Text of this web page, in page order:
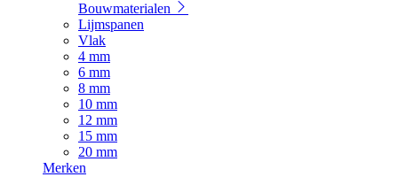
Bouwmaterialen
Lijmspanen
Vlak
4 mm
6 mm
8 mm
10 mm
12 mm
15 mm
20 mm
Merken